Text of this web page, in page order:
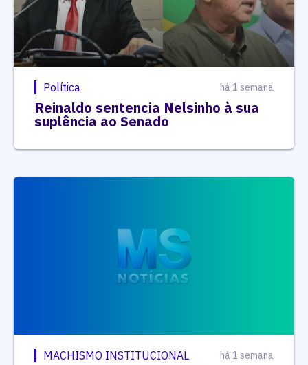
Política há 1 semana
Reinaldo sentencia Nelsinho à sua
suplência ao Senado
MACHISMO INSTITUCIONAL há 1 semana